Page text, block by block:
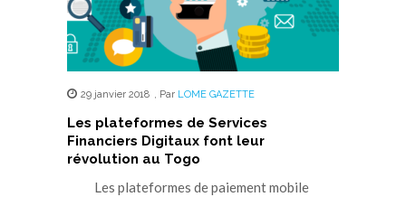
29 janvier 2018 , Par LOME GAZETTE
Les plateformes de Services
Financiers Digitaux font leur
révolution au Togo
Les plateformes de paiement mobile